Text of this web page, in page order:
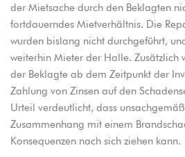
der Mietsache durch den Beklagten
fortdauerndes Mietverhältnis. Die
wurden bislang nicht durchgeführt,
weiterhin Mieter der Halle. Zusätzlich
der Beklagte ab dem Zeitpunkt der
Zahlung von Zinsen auf den
Urteil verdeutlicht, dass
Zusammenhang mit einem
Konsequenzen nach sich ziehen kann.